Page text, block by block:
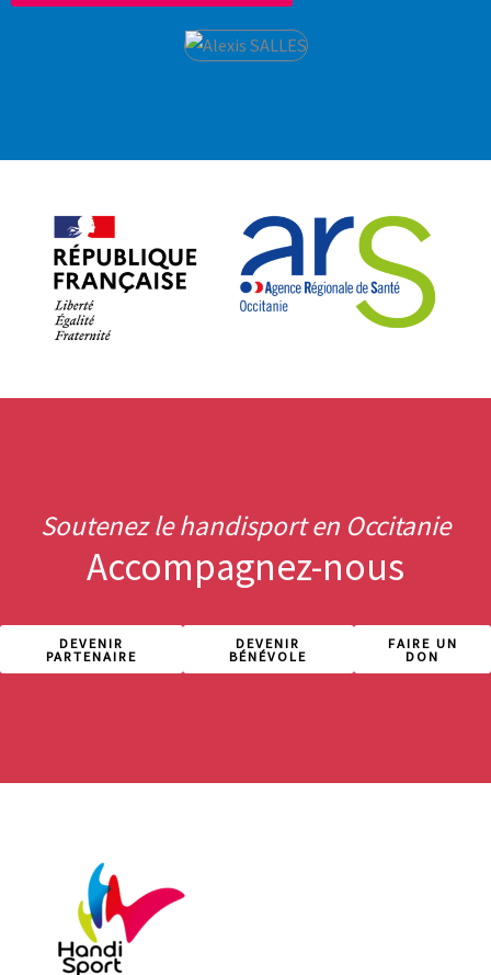
Soutenez le handisport en Occitanie
Accompagnez-nous
DEVENIR
PARTENAIRE
DEVENIR
BÉNÉVOLE
FAIRE UN
DON